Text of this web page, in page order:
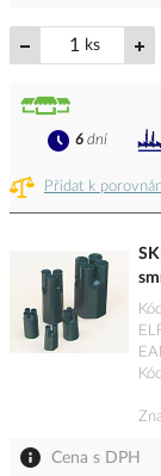
ks
Přidat k
6 dní
Kód
Cena s DPH